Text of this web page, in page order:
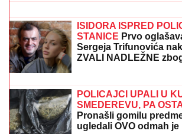
Muškarac pronađen
ležao sa prostrelnom
osumnjičeni za ubistvo
Sergeja Trifunovića
ZVALI NADLEŽNE
zato sam došla"